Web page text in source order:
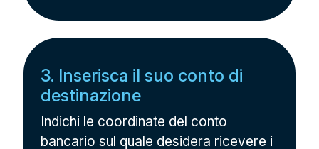
3. Inserisca il suo conto di
destinazione
Indichi le coordinate del conto
bancario sul quale desidera ricevere i